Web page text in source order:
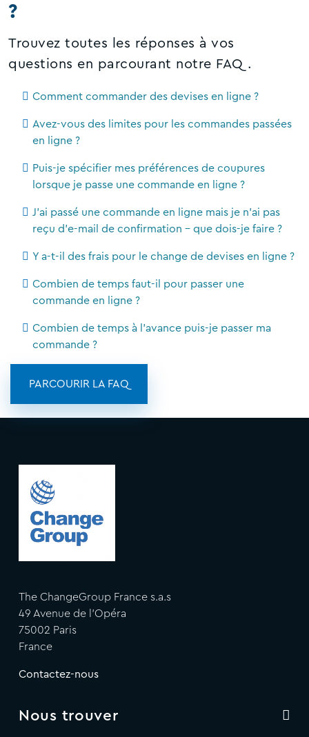
?
Trouvez toutes les réponses à vos
questions en parcourant notre FAQ.
Comment commander des devises en ligne ?
Avez-vous des limites pour les commandes passées
en ligne ?
Puis-je spécifier mes préférences de coupures
lorsque je passe une commande en ligne ?
J'ai passé une commande en ligne mais je n'ai pas
reçu d'e-mail de confirmation - que dois-je faire ?
Y a-t-il des frais pour le change de devises en ligne ?
Combien de temps faut-il pour passer une
commande en ligne ?
Combien de temps à l'avance puis-je passer ma
commande ?
PARCOURIR LA FAQ
The ChangeGroup France s.a.s
49 Avenue de l'Opéra
75002 Paris
France
Contactez-nous
Nous trouver